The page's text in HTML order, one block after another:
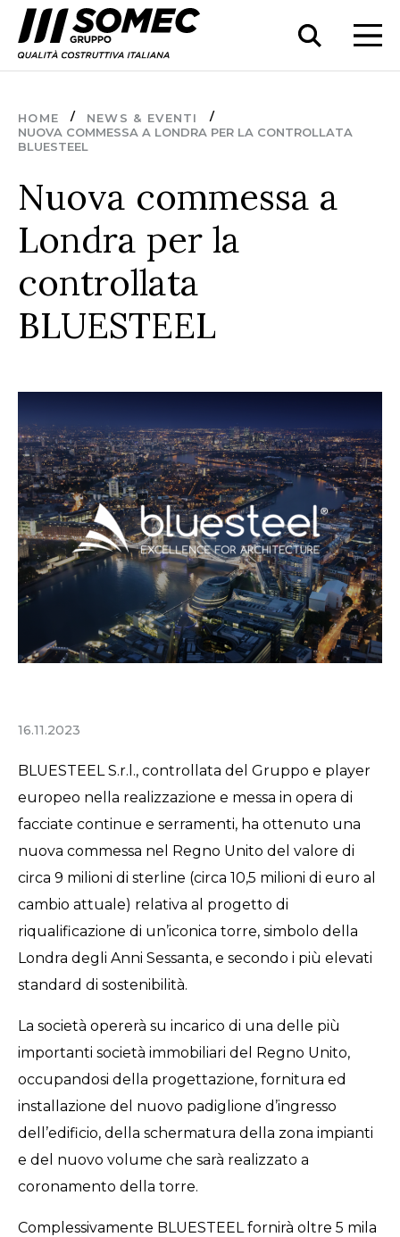
HOME
NEWS & EVENTI
NUOVA COMMESSA A LONDRA PER LA CONTROLLATA
BLUESTEEL
Nuova commessa a
Londra per la
controllata
BLUESTEEL
16.11.2023
BLUESTEEL S.r.l., controllata del Gruppo e player
europeo nella realizzazione e messa in opera di
facciate continue e serramenti, ha ottenuto una
nuova commessa nel Regno Unito del valore di
circa 9 milioni di sterline (circa 10,5 milioni di euro al
cambio attuale) relativa al progetto di
riqualificazione di un’iconica torre, simbolo della
Londra degli Anni Sessanta, e secondo i più elevati
standard di sostenibilità.
La società opererà su incarico di una delle più
importanti società immobiliari del Regno Unito,
occupandosi della progettazione, fornitura ed
installazione del nuovo padiglione d’ingresso
dell’edificio, della schermatura della zona impianti
e del nuovo volume che sarà realizzato a
coronamento della torre.
Complessivamente BLUESTEEL fornirà oltre 5 mila